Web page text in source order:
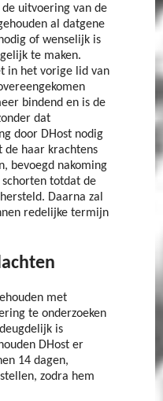
uitvoering van de
al datgene
of wenselijk is
te maken.
in het vorige lid van
bindend en is de
dat
door DHost nodig
de haar krachtens
bevoegd nakoming
totdat de
Daarna zal
redelijke termijn
met
te onderzoeken
is
DHost er
14 dagen,
zodra hem